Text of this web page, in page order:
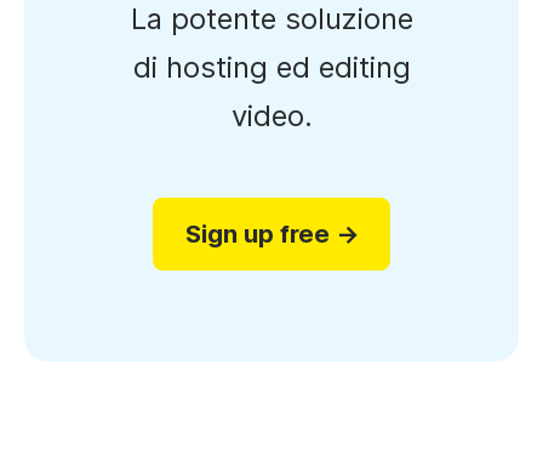
La potente soluzione
di hosting ed editing
video.
Sign up free →